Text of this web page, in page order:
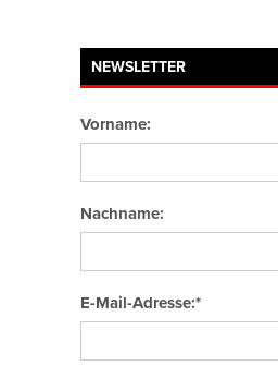
NEWSLETTER
Vorname:
Nachname:
E-Mail-Adresse:*